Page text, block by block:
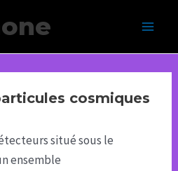
cosmiques
situé sous le
ensemble